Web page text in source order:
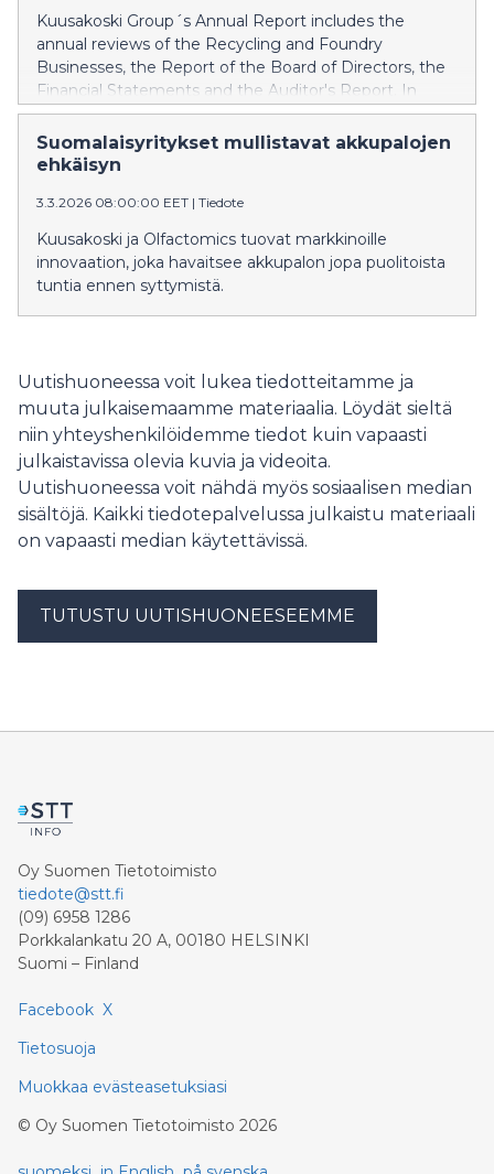
Kuusakoski Group´s Annual Report includes the
annual reviews of the Recycling and Foundry
Businesses, the Report of the Board of Directors, the
Financial Statements and the Auditor's Report. In
addition, the Annual Report includes a thematic
section and an extensive sustainability report.
Suomalaisyritykset mullistavat akkupalojen
ehkäisyn
3.3.2026 08:00:00 EET | Tiedote
Kuusakoski ja Olfactomics tuovat markkinoille
innovaation, joka havaitsee akkupalon jopa puolitoista
tuntia ennen syttymistä.
Uutishuoneessa voit lukea tiedotteitamme ja
muuta julkaisemaamme materiaalia. Löydät sieltä
niin yhteyshenkilöidemme tiedot kuin vapaasti
julkaistavissa olevia kuvia ja videoita.
Uutishuoneessa voit nähdä myös sosiaalisen median
sisältöjä. Kaikki tiedotepalvelussa julkaistu materiaali
on vapaasti median käytettävissä.
TUTUSTU UUTISHUONEESEEMME
Oy Suomen Tietotoimisto
tiedote@stt.fi
(09) 6958 1286
Porkkalankatu 20 A, 00180 HELSINKI
Suomi – Finland
Facebook X
Tietosuoja
Muokkaa evästeasetuksiasi
© Oy Suomen Tietotoimisto 2026